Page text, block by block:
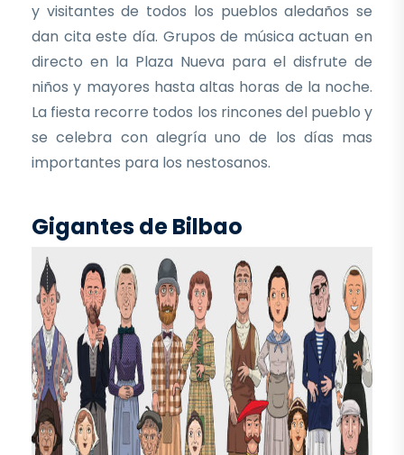
y visitantes de todos los pueblos aledaños se
dan cita este día. Grupos de música actuan en
directo en la Plaza Nueva para el disfrute de
niños y mayores hasta altas horas de la noche.
La fiesta recorre todos los rincones del pueblo y
se celebra con alegría uno de los días mas
importantes para los nestosanos.
Gigantes de Bilbao